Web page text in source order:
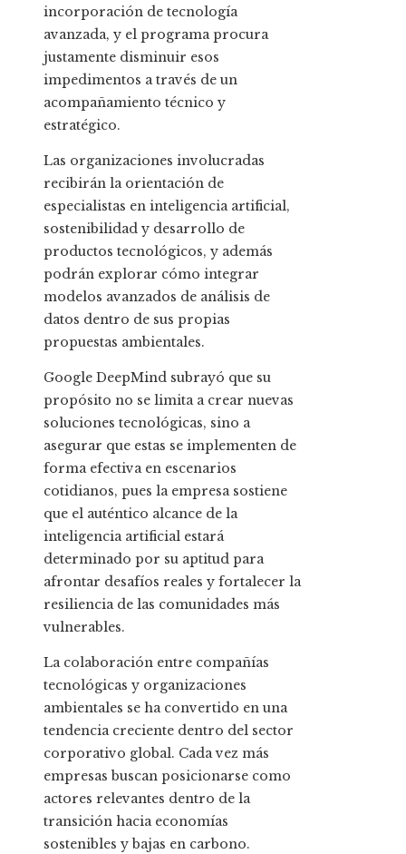
incorporación de tecnología
avanzada, y el programa procura
justamente disminuir esos
impedimentos a través de un
acompañamiento técnico y
estratégico.
Las organizaciones involucradas
recibirán la orientación de
especialistas en inteligencia artificial,
sostenibilidad y desarrollo de
productos tecnológicos, y además
podrán explorar cómo integrar
modelos avanzados de análisis de
datos dentro de sus propias
propuestas ambientales.
Google DeepMind subrayó que su
propósito no se limita a crear nuevas
soluciones tecnológicas, sino a
asegurar que estas se implementen de
forma efectiva en escenarios
cotidianos, pues la empresa sostiene
que el auténtico alcance de la
inteligencia artificial estará
determinado por su aptitud para
afrontar desafíos reales y fortalecer la
resiliencia de las comunidades más
vulnerables.
La colaboración entre compañías
tecnológicas y organizaciones
ambientales se ha convertido en una
tendencia creciente dentro del sector
corporativo global. Cada vez más
empresas buscan posicionarse como
actores relevantes dentro de la
transición hacia economías
sostenibles y bajas en carbono.